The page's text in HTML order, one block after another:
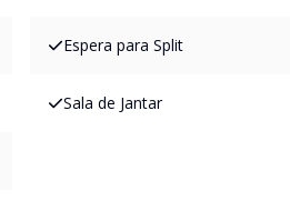
Espera para Split
Sala de Jantar